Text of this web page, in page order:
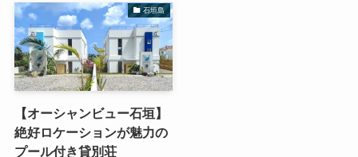
石垣島
【オーシャンビュー石垣】
絶好ロケーションが魅力の
プール付き貸別荘